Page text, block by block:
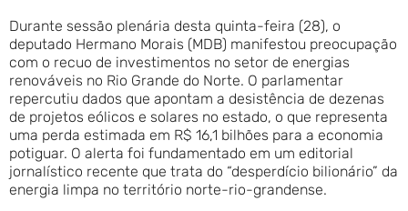
Durante sessão plenária desta quinta-feira (28), o
deputado Hermano Morais (MDB) manifestou preocupação
com o recuo de investimentos no setor de energias
renováveis no Rio Grande do Norte. O parlamentar
repercutiu dados que apontam a desistência de dezenas
de projetos eólicos e solares no estado, o que representa
uma perda estimada em R$ 16,1 bilhões para a economia
potiguar. O alerta foi fundamentado em um editorial
jornalístico recente que trata do “desperdício bilionário” da
energia limpa no território norte-rio-grandense.